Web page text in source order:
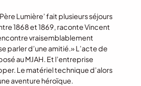
Lumière’ fait plusieurs séjours
1868 et 1869, raconte Vincent
vraisemblablement
parler d’une amitié.» L’acte de
au MJAH. Et l’entreprise
Le matériel technique d’alors
aventure héroïque.